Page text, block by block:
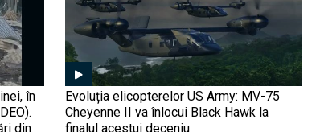
în
din
Evoluția elicopterelor US Army: MV-75
Cheyenne II va înlocui Black Hawk la
finalul acestui deceniu